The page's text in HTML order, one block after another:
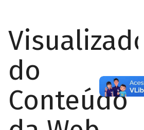
Visualizador
do
Conteúdo